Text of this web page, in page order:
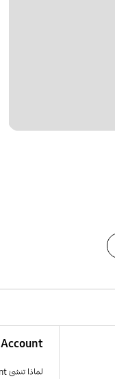
Account
لماذا تنشئ Samsung Account